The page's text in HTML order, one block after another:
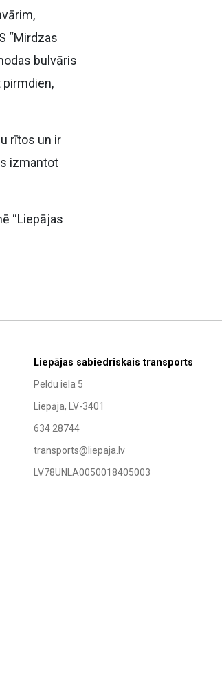
“Mirdzas
bulvāris
pirmdien,
rītos un ir
izmantot
“Liepājas
Liepājas sabiedriskais transports
Peldu iela 5
Liepāja, LV-3401
634 28744
transports@liepaja.lv
LV78UNLA0050018405003